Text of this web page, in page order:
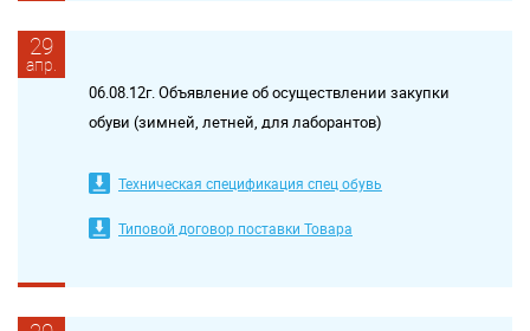
29
апр.
06.08.12г. Объявление об осуществлении закупки
обуви (зимней, летней, для лаборантов)
Техническая спецификация спец обувь
Типовой договор поставки Товара